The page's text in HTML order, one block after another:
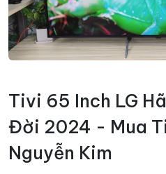
Tivi 65 Inch LG
Đời 2024 - Mua
Nguyễn Kim